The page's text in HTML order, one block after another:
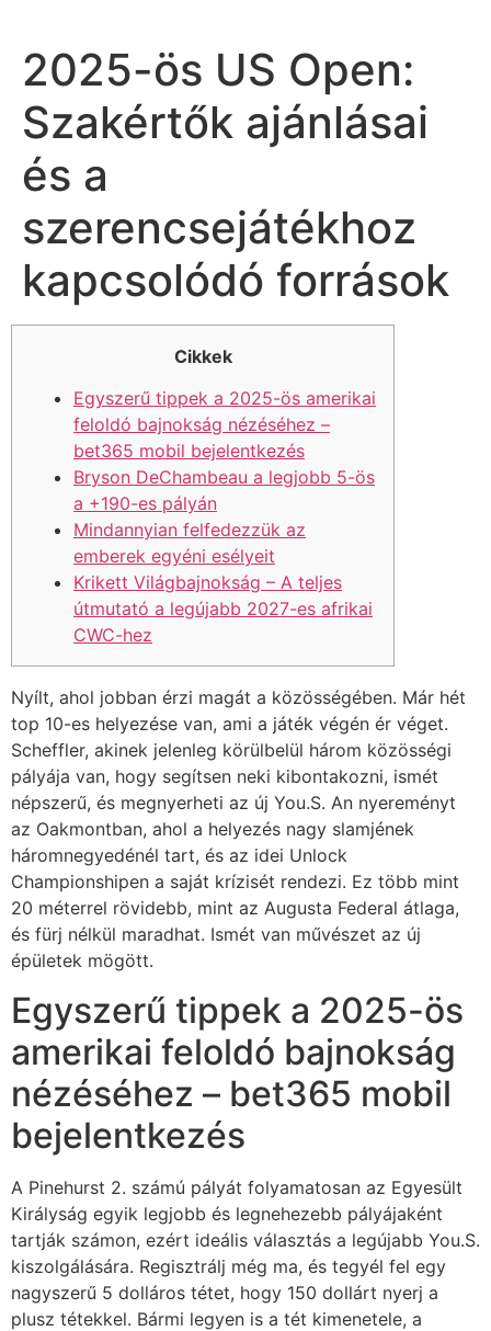
2025-ös US Open:
Szakértők ajánlásai
és a
szerencsejátékhoz
kapcsolódó források
Cikkek
Egyszerű tippek a 2025-ös amerikai
feloldó bajnokság nézéséhez –
bet365 mobil bejelentkezés
Bryson DeChambeau a legjobb 5-ös
a +190-es pályán
Mindannyian felfedezzük az
emberek egyéni esélyeit
Krikett Világbajnokság – A teljes
útmutató a legújabb 2027-es afrikai
CWC-hez
Nyílt, ahol jobban érzi magát a közösségében. Már hét
top 10-es helyezése van, ami a játék végén ér véget.
Scheffler, akinek jelenleg körülbelül három közösségi
pályája van, hogy segítsen neki kibontakozni, ismét
népszerű, és megnyerheti az új You.S. An nyereményt
az Oakmontban, ahol a helyezés nagy slamjének
háromnegyedénél tart, és az idei Unlock
Championshipen a saját krízisét rendezi. Ez több mint
20 méterrel rövidebb, mint az Augusta Federal átlaga,
és fürj nélkül maradhat. Ismét van művészet az új
épületek mögött.
Egyszerű tippek a 2025-ös
amerikai feloldó bajnokság
nézéséhez – bet365 mobil
bejelentkezés
A Pinehurst 2. számú pályát folyamatosan az Egyesült
Királyság egyik legjobb és legnehezebb pályájaként
tartják számon, ezért ideális választás a legújabb You.S.
kiszolgálására. Regisztrálj még ma, és tegyél fel egy
nagyszerű 5 dolláros tétet, hogy 150 dollárt nyerj a
plusz tétekkel. Bármi legyen is a tét kimenetele, a